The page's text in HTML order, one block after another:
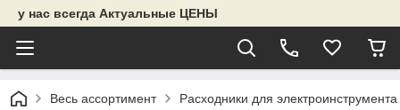
у нас всегда Актуальные ЦЕНЫ
Весь ассортимент Расходники для электроинструмента